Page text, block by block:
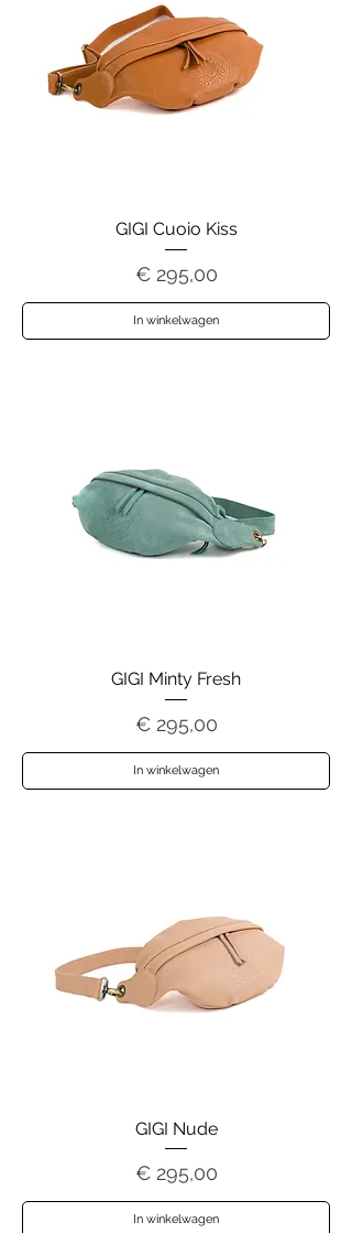
GIGI Cuoio Kiss
Prijs
€ 295,00
In winkelwagen
GIGI Minty Fresh
Prijs
€ 295,00
In winkelwagen
GIGI Nude
Prijs
€ 295,00
In winkelwagen